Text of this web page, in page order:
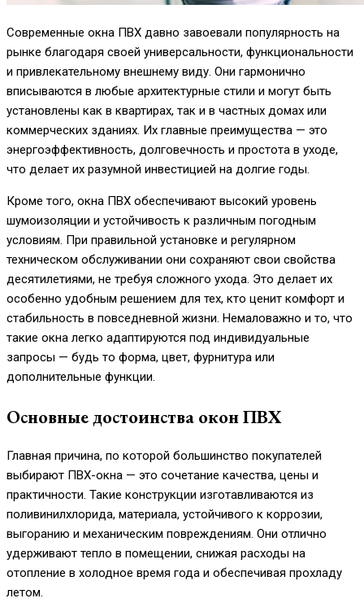
Современные окна ПВХ давно завоевали популярность на
рынке благодаря своей универсальности, функциональности
и привлекательному внешнему виду. Они гармонично
вписываются в любые архитектурные стили и могут быть
установлены как в квартирах, так и в частных домах или
коммерческих зданиях. Их главные преимущества — это
энергоэффективность, долговечность и простота в уходе,
что делает их разумной инвестицией на долгие годы.
Кроме того, окна ПВХ обеспечивают высокий уровень
шумоизоляции и устойчивость к различным погодным
условиям. При правильной установке и регулярном
техническом обслуживании они сохраняют свои свойства
десятилетиями, не требуя сложного ухода. Это делает их
особенно удобным решением для тех, кто ценит комфорт и
стабильность в повседневной жизни. Немаловажно и то, что
такие окна легко адаптируются под индивидуальные
запросы — будь то форма, цвет, фурнитура или
дополнительные функции.
Основные достоинства окон ПВХ
Главная причина, по которой большинство покупателей
выбирают ПВХ-окна — это сочетание качества, цены и
практичности. Такие конструкции изготавливаются из
поливинилхлорида, материала, устойчивого к коррозии,
выгоранию и механическим повреждениям. Они отлично
удерживают тепло в помещении, снижая расходы на
отопление в холодное время года и обеспечивая прохладу
летом.